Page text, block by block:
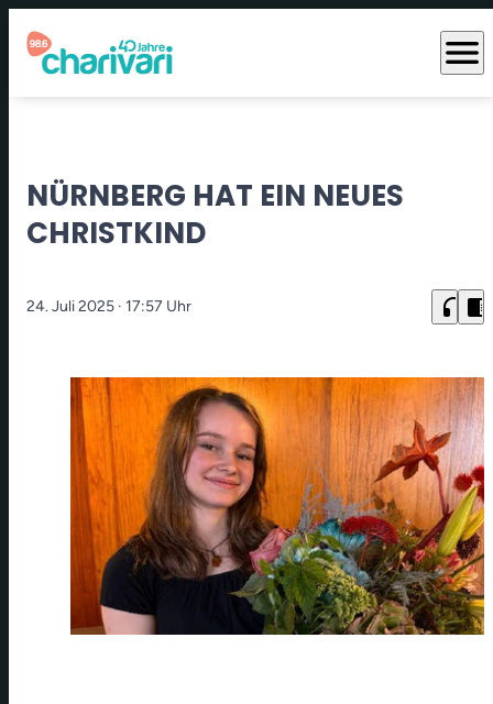
menu
NÜRNBERG HAT EIN NEUES
CHRISTKIND
24. Juli 2025 · 17:57 Uhr headphones chrome_reader_mode